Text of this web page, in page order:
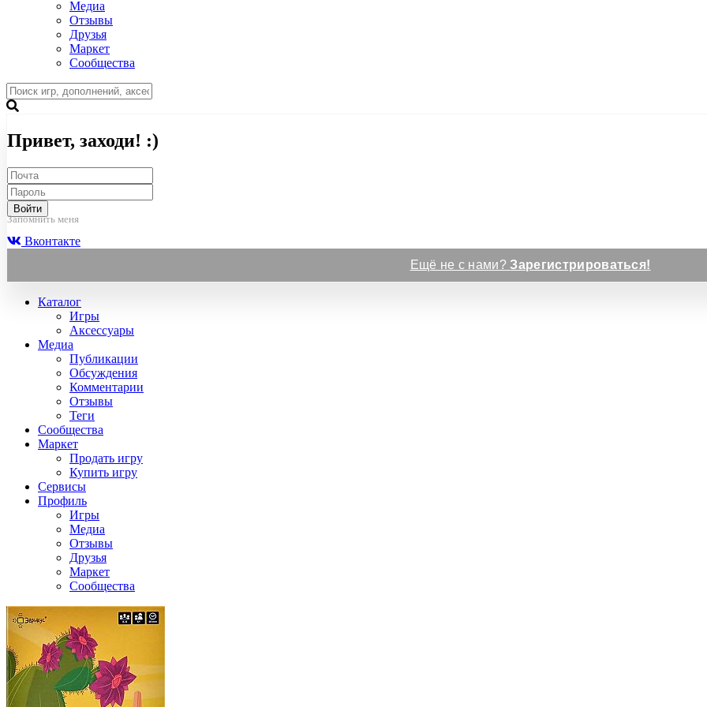
Медиа
Отзывы
Друзья
Маркет
Сообщества
Привет, заходи! :)
Войти
Запомнить меня
Вконтакте
Ещё не с нами?Зарегистрироваться!
Каталог
Игры
Аксессуары
Медиа
Публикации
Обсуждения
Комментарии
Отзывы
Теги
Сообщества
Маркет
Продать игру
Купить игру
Сервисы
Профиль
Игры
Медиа
Отзывы
Друзья
Маркет
Сообщества